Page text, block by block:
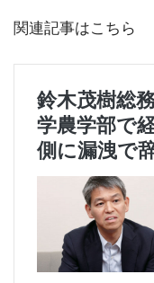
関連記事はこちら